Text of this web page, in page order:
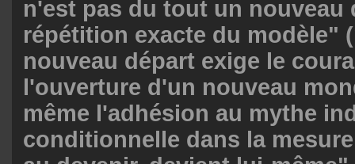
n'est pas du tout un nouveau
répétition exacte du modèle"
nouveau départ exige le
l'ouverture d'un nouveau
même l'adhésion au mythe
conditionnelle dans la